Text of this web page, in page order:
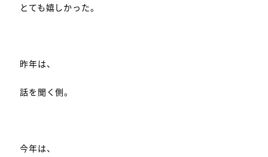
とても嬉しかった。
昨年は、
話を聞く側。
今年は、